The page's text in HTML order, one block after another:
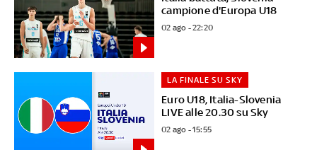
campione d'Europa U18
02 ago - 22:20
Euro U18, Italia-Slovenia
LIVE alle 20.30 su Sky
LA FINALE SU SKY
02 ago - 15:55